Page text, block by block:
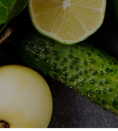
Marché+（マルシ
es-Marché（エス
サスティナビリテ
ブランドストーリー